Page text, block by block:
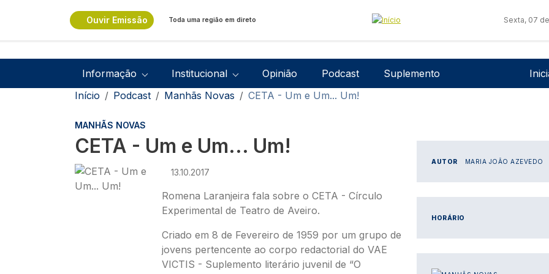
Ouvir Emissão Toda uma região em direto Sexta, 07
Navegação principal
Informação Institucional Opinião Podcast Suplemento
Navegação estrutural
Início Podcast Manhãs Novas CETA - Um e Um... Um!
MANHÃS NOVAS
CETA - Um e Um... Um!
Imagem 13.10.2017
Romena Laranjeira fala sobre o CETA - Círculo
Experimental de Teatro de Aveiro.
Criado em 8 de Fevereiro de 1959 por um grupo de
jovens pertencente ao corpo redactorial do VAE
VICTIS - Suplemento literário juvenil de “O
AUTOR MARIA JOÃO AZEVEDO
HORÁRIO